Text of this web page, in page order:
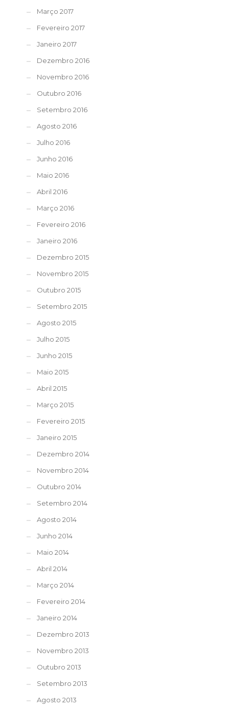
Março 2017
Fevereiro 2017
Janeiro 2017
Dezembro 2016
Novembro 2016
Outubro 2016
Setembro 2016
Agosto 2016
Julho 2016
Junho 2016
Maio 2016
Abril 2016
Março 2016
Fevereiro 2016
Janeiro 2016
Dezembro 2015
Novembro 2015
Outubro 2015
Setembro 2015
Agosto 2015
Julho 2015
Junho 2015
Maio 2015
Abril 2015
Março 2015
Fevereiro 2015
Janeiro 2015
Dezembro 2014
Novembro 2014
Outubro 2014
Setembro 2014
Agosto 2014
Junho 2014
Maio 2014
Abril 2014
Março 2014
Fevereiro 2014
Janeiro 2014
Dezembro 2013
Novembro 2013
Outubro 2013
Setembro 2013
Agosto 2013